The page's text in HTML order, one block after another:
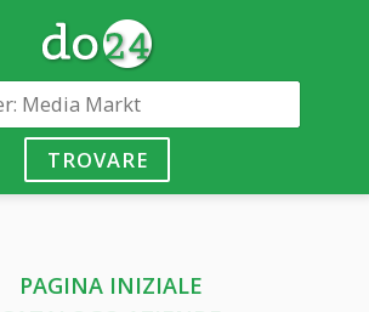
TROVARE
PAGINA INIZIALE